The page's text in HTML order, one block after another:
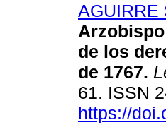
AGUIRRE
de los
de 1767.
61. ISSN
https://